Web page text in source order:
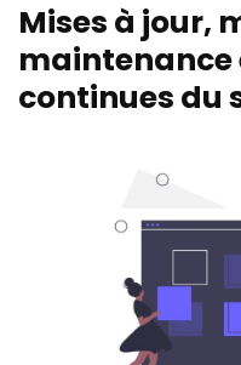
Mises à jour,
maintenance
continues du